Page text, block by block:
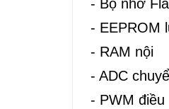
- Bộ nhớ
- EEPROM
- RAM nội
- ADC
- PWM